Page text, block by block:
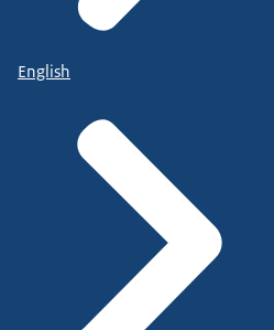
English